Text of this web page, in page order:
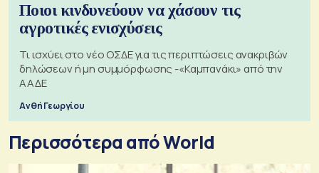
Ποιοι κινδυνεύουν να χάσουν τις
αγροτικές ενισχύσεις
Τι ισχύει στο νέο ΟΣΔΕ για τις περιπτώσεις ανακριβών
δηλώσεων ή μη συμμόρφωσης -«Καμπανάκι» από την
ΑΑΔΕ
Ανθή Γεωργίου
Περισσότερα από World